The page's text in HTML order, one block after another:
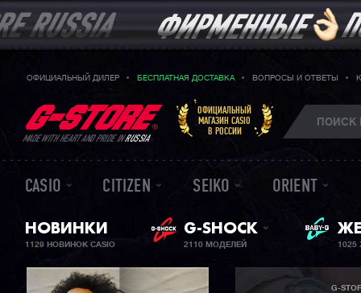
ОФИЦИАЛЬНЫЙ ДИЛЕР БЕСПЛАТНАЯ ДОСТАВКА ВОПРОСЫ И ОТВЕТЫ
MADE WITH HEART AND PRIDE INRUSSIA
ОФИЦИАЛЬНЫЙ
МАГАЗИН CASIO
В РОССИИ
CASIO CITIZEN SEIKO ORIENT
НОВИНКИ
1129 НОВИНОК CASIO
G-SHOCK
2110 МОДЕЛЕЙ
G-